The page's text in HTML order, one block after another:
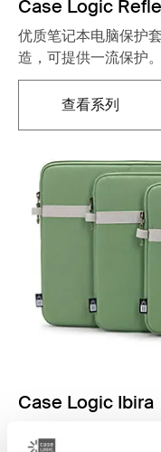
Case Logic
优质笔记本电脑保护
造，可提供一流保护。
查看系列在新标签页
Case Logic Ibira
笔记本电脑保护套采